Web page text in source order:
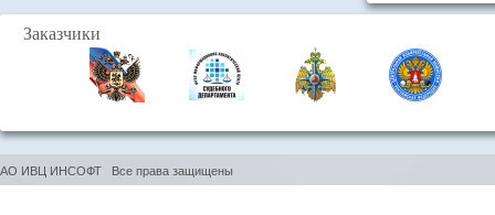
Заказчики
АО ИВЦ ИНСОФТ Все права защищены